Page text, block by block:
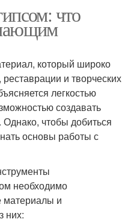
что
который широко
реставрации и творческих
легкостью
создавать
чтобы добиться
основы работы с
необходимо
материалы и
них: